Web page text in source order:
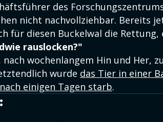
des
nicht nachvollziehbar. Bereits
für diesen Buckelwal die Rettung,
rauslocken?"
nach wochenlangem Hin und Her,
wurde das Tier in einer
nach einigen Tagen starb.